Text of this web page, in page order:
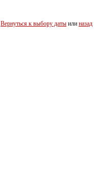
Вернуться к выбору даты или назад